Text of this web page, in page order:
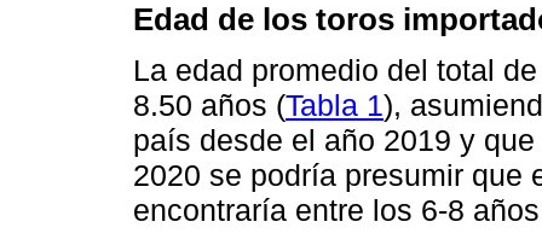
Edad de los toros
La edad promedio del total
8.50 años (Tabla 1),
país desde el año 2019 y
2020 se podría presumir que
encontraría entre los 6-8